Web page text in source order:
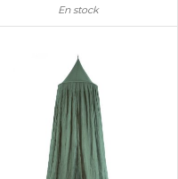
En stock